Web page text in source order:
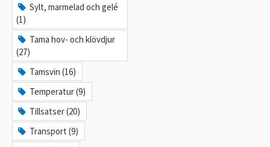
Sylt, marmelad och gelé
(1)
Tama hov- och klövdjur
(27)
Tamsvin (16)
Temperatur (9)
Tillsatser (20)
Transport (9)